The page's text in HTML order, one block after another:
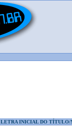
LETRA INICIAL DO TÍTULO/